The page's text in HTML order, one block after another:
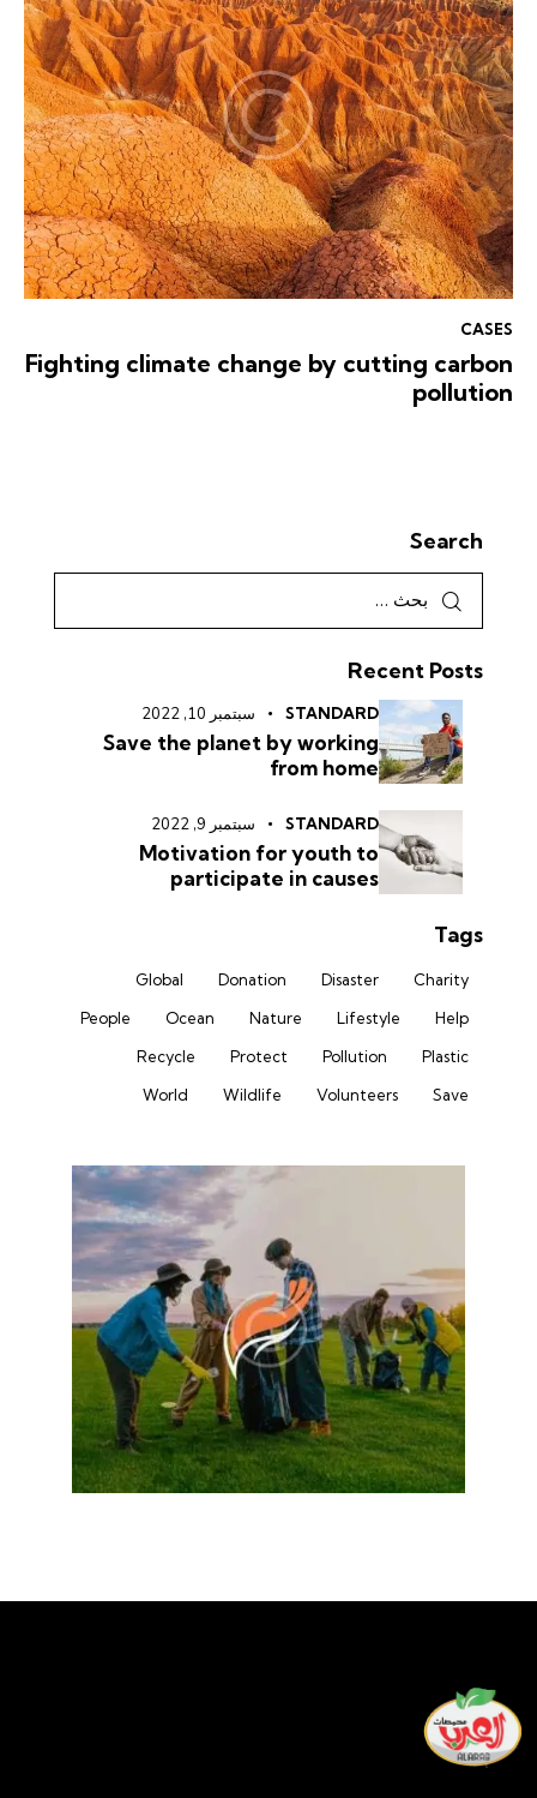
CASES
Fighting climate change by cutting carbon
pollution
Search
Recent Posts
STANDARD سبتمبر 10, 2022
Save the planet by working
from home
STANDARD سبتمبر 9, 2022
Motivation for youth to
participate in causes
Tags
Charity
Disaster
Donation
Global
Help
Lifestyle
Nature
Ocean
People
Plastic
Pollution
Protect
Recycle
Save
Volunteers
Wildlife
World